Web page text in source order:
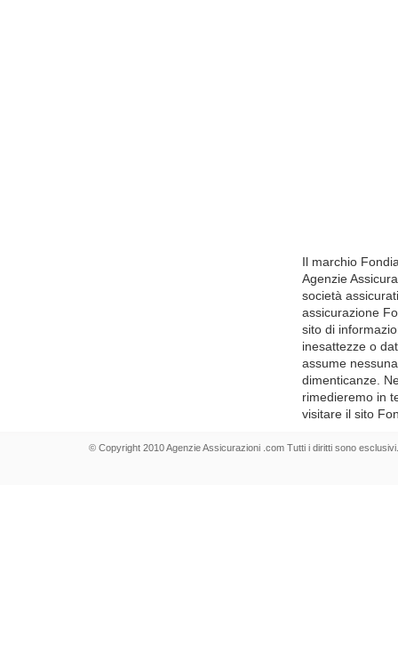
Il marchio
Agenzie
società
assicurazione
sito di
inesattezze o
assume
dimenticanze.
rimedieremo in
visitare il sito
© Copyright 2010 Agenzie Assicurazioni .com Tutti i diritti sono esclusivi.